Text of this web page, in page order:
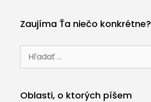
Zaujíma Ťa niečo konkrétne?
Oblasti, o ktorých píšem